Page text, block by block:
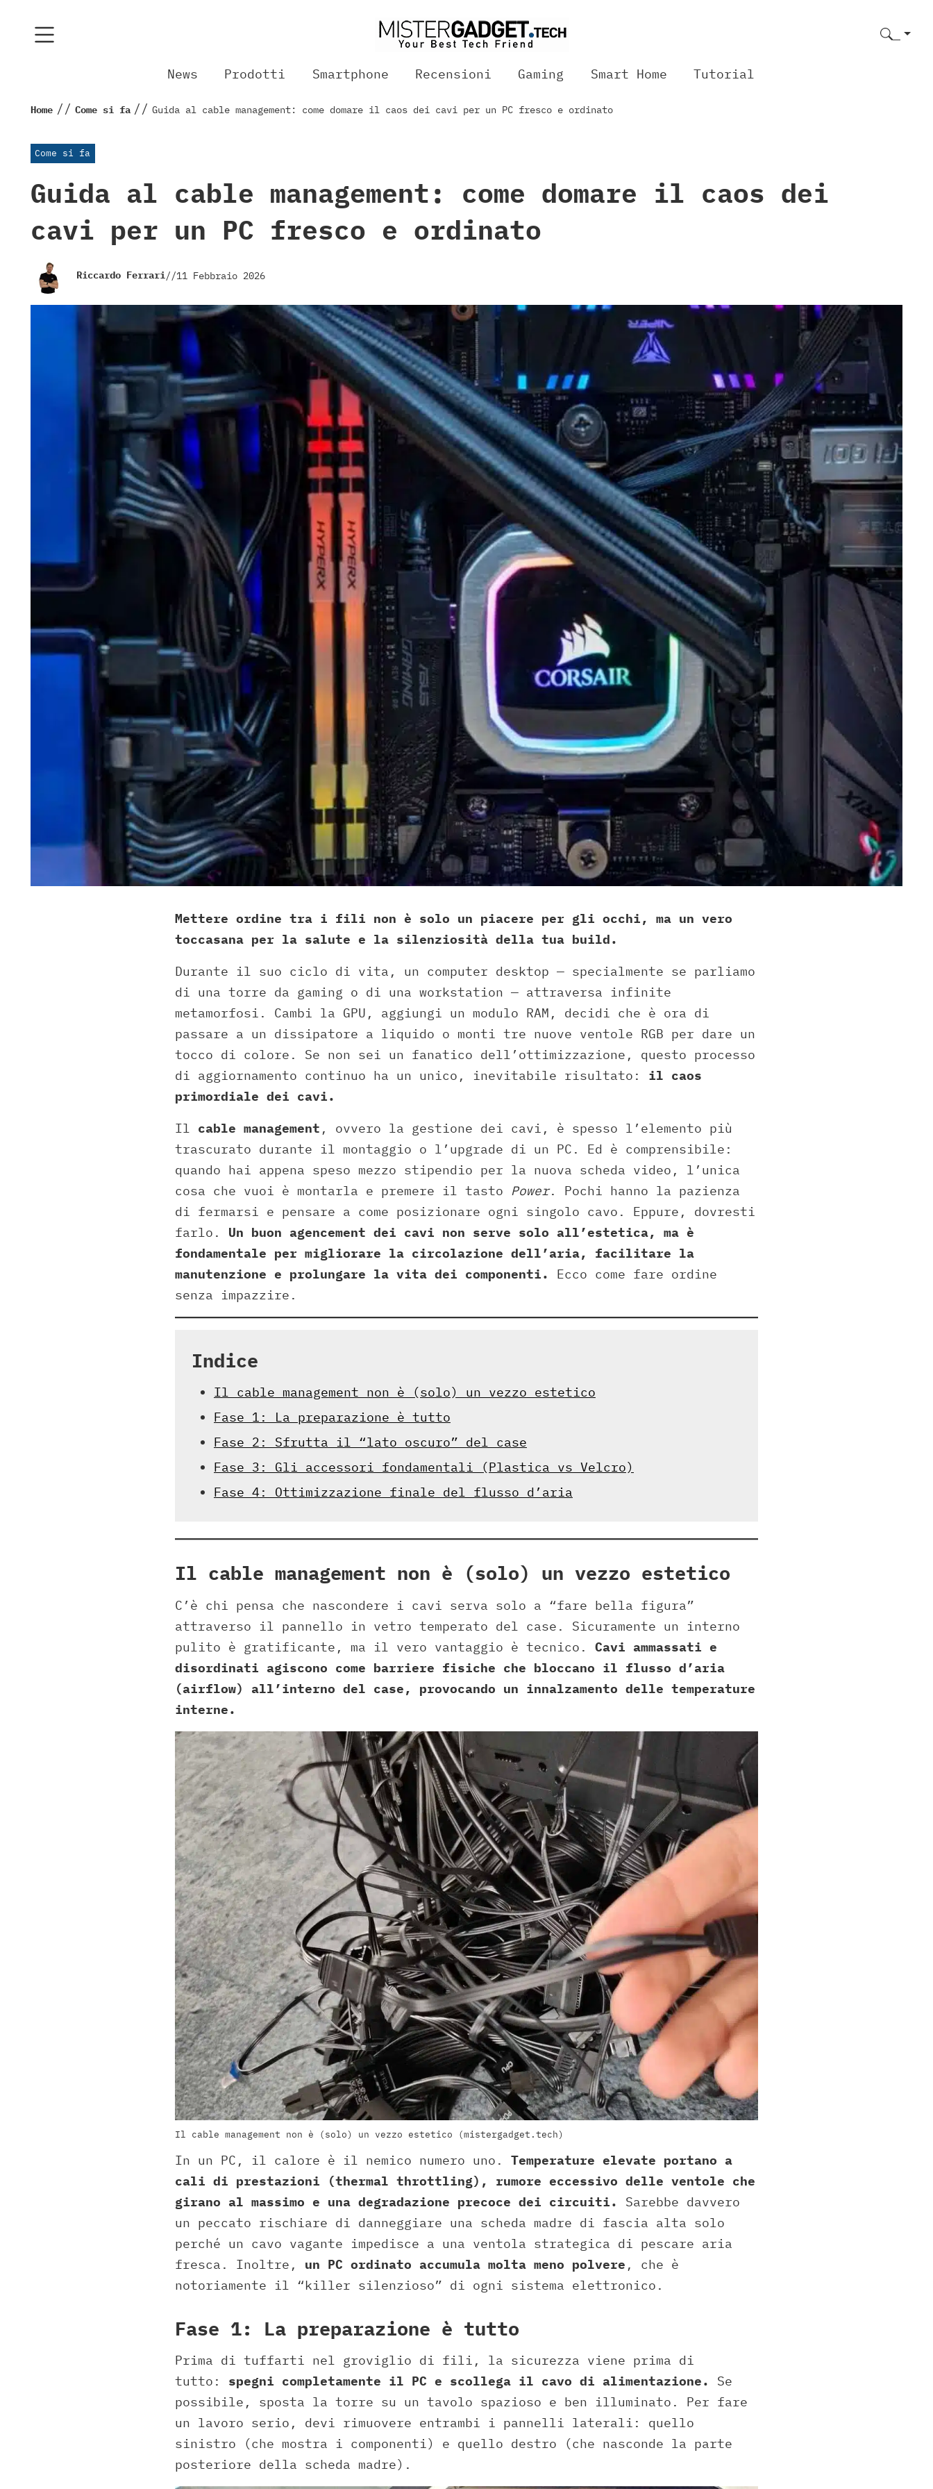
News Prodotti Smartphone Recensioni Gaming Smart Home Tutorial
Home // Come si fa // Guida al cable management: come domare il caos dei cavi per un PC fresco e ordinato
Come si fa
Guida al cable management: come domare il caos dei
cavi per un PC fresco e ordinato
Riccardo Ferrari//11 Febbraio 2026
Mettere ordine tra i fili non è solo un piacere per gli occhi, ma un vero
toccasana per la salute e la silenziosità della tua build.
Durante il suo ciclo di vita, un computer desktop — specialmente se parliamo
di una torre da gaming o di una workstation — attraversa infinite
metamorfosi. Cambi la GPU, aggiungi un modulo RAM, decidi che è ora di
passare a un dissipatore a liquido o monti tre nuove ventole RGB per dare un
tocco di colore. Se non sei un fanatico dell’ottimizzazione, questo processo
di aggiornamento continuo ha un unico, inevitabile risultato: il caos
primordiale dei cavi.
Il cable management , ovvero la gestione dei cavi, è spesso l’elemento più
trascurato durante il montaggio o l’upgrade di un PC. Ed è comprensibile:
quando hai appena speso mezzo stipendio per la nuova scheda video, l’unica
cosa che vuoi è montarla e premere il tasto Power. Pochi hanno la pazienza
di fermarsi e pensare a come posizionare ogni singolo cavo. Eppure, dovresti
farlo. Un buon agencement dei cavi non serve solo all’estetica, ma è
fondamentale per migliorare la circolazione dell’aria, facilitare la
manutenzione e prolungare la vita dei componenti.
Ecco come fare ordine
senza impazzire.
Indice
Il cable management non è (solo) un vezzo estetico
Fase 1: La preparazione è tutto
Fase 2: Sfrutta il “lato oscuro” del case
Fase 3: Gli accessori fondamentali (Plastica vs Velcro)
Fase 4: Ottimizzazione finale del flusso d’aria
Il cable management non è (solo) un vezzo estetico
C’è chi pensa che nascondere i cavi serva solo a “fare bella figura”
attraverso il pannello in vetro temperato del case. Sicuramente un interno
pulito è gratificante, ma il vero vantaggio è tecnico. Cavi ammassati e
disordinati agiscono come barriere fisiche che bloccano il flusso d’aria
(airflow) all’interno del case, provocando un innalzamento delle temperature
interne.
Il cable management non è (solo) un vezzo estetico (mistergadget.tech)
In un PC, il calore è il nemico numero uno. Temperature elevate portano a
cali di prestazioni (thermal throttling), rumore eccessivo delle ventole che
girano al massimo e una degradazione precoce dei circuiti.
Sarebbe davvero
un peccato rischiare di danneggiare una scheda madre di fascia alta solo
perché un cavo vagante impedisce a una ventola strategica di pescare aria
fresca. Inoltre, un PC ordinato accumula molta meno polvere , che è
notoriamente il “killer silenzioso” di ogni sistema elettronico.
Fase 1: La preparazione è tutto
Prima di tuffarti nel groviglio di fili, la sicurezza viene prima di
tutto: spegni completamente il PC e scollega il cavo di alimentazione.
Se
possibile, sposta la torre su un tavolo spazioso e ben illuminato. Per fare
un lavoro serio, devi rimuovere entrambi i pannelli laterali: quello
sinistro (che mostra i componenti) e quello destro (che nasconde la parte
posteriore della scheda madre).